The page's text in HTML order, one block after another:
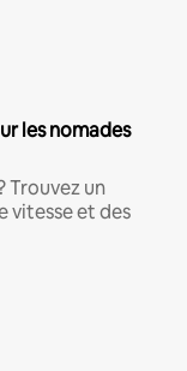
les nomades
Trouvez un
vitesse et des